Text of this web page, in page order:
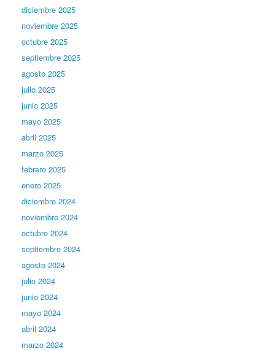
diciembre 2025
noviembre 2025
octubre 2025
septiembre 2025
agosto 2025
julio 2025
junio 2025
mayo 2025
abril 2025
marzo 2025
febrero 2025
enero 2025
diciembre 2024
noviembre 2024
octubre 2024
septiembre 2024
agosto 2024
julio 2024
junio 2024
mayo 2024
abril 2024
marzo 2024